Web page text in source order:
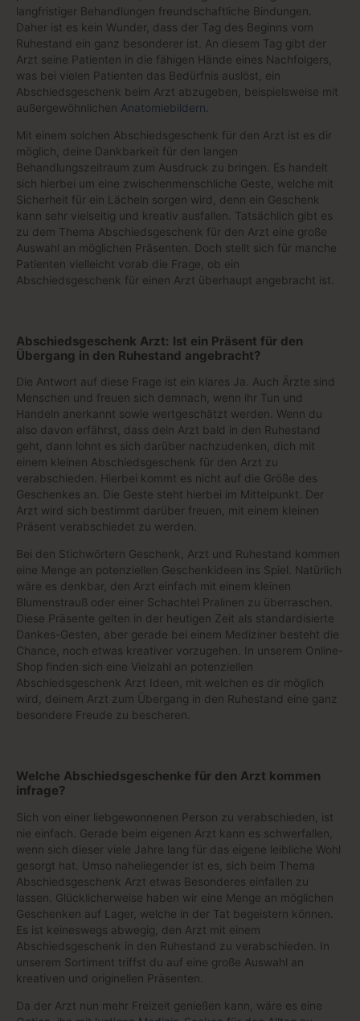
langfristiger Behandlungen freundschaftliche Bindungen.
Daher ist es kein Wunder, dass der Tag des Beginns vom
Ruhestand ein ganz besonderer ist. An diesem Tag gibt der
Arzt seine Patienten in die fähigen Hände eines Nachfolgers,
was bei vielen Patienten das Bedürfnis auslöst, ein
Abschiedsgeschenk beim Arzt abzugeben, beispielsweise mit
außergewöhnlichen Anatomiebildern.
Mit einem solchen Abschiedsgeschenk für den Arzt ist es dir
möglich, deine Dankbarkeit für den langen
Behandlungszeitraum zum Ausdruck zu bringen. Es handelt
sich hierbei um eine zwischenmenschliche Geste, welche mit
Sicherheit für ein Lächeln sorgen wird, denn ein Geschenk
kann sehr vielseitig und kreativ ausfallen. Tatsächlich gibt es
zu dem Thema Abschiedsgeschenk für den Arzt eine große
Auswahl an möglichen Präsenten. Doch stellt sich für manche
Patienten vielleicht vorab die Frage, ob ein
Abschiedsgeschenk für einen Arzt überhaupt angebracht ist.
Abschiedsgeschenk Arzt: Ist ein Präsent für den
Übergang in den Ruhestand angebracht?
Die Antwort auf diese Frage ist ein klares Ja. Auch Ärzte sind
Menschen und freuen sich demnach, wenn ihr Tun und
Handeln anerkannt sowie wertgeschätzt werden. Wenn du
also davon erfährst, dass dein Arzt bald in den Ruhestand
geht, dann lohnt es sich darüber nachzudenken, dich mit
einem kleinen Abschiedsgeschenk für den Arzt zu
verabschieden. Hierbei kommt es nicht auf die Größe des
Geschenkes an. Die Geste steht hierbei im Mittelpunkt. Der
Arzt wird sich bestimmt darüber freuen, mit einem kleinen
Präsent verabschiedet zu werden.
Bei den Stichwörtern Geschenk, Arzt und Ruhestand kommen
eine Menge an potenziellen Geschenkideen ins Spiel. Natürlich
wäre es denkbar, den Arzt einfach mit einem kleinen
Blumenstrauß oder einer Schachtel Pralinen zu überraschen.
Diese Präsente gelten in der heutigen Zeit als standardisierte
Dankes-Gesten, aber gerade bei einem Mediziner besteht die
Chance, noch etwas kreativer vorzugehen. In unserem Online-
Shop finden sich eine Vielzahl an potenziellen
Abschiedsgeschenk Arzt Ideen, mit welchen es dir möglich
wird, deinem Arzt zum Übergang in den Ruhestand eine ganz
besondere Freude zu bescheren.
Welche Abschiedsgeschenke für den Arzt kommen
infrage?
Sich von einer liebgewonnenen Person zu verabschieden, ist
nie einfach. Gerade beim eigenen Arzt kann es schwerfallen,
wenn sich dieser viele Jahre lang für das eigene leibliche Wohl
gesorgt hat. Umso naheliegender ist es, sich beim Thema
Abschiedsgeschenk Arzt etwas Besonderes einfallen zu
lassen. Glücklicherweise haben wir eine Menge an möglichen
Geschenken auf Lager, welche in der Tat begeistern können.
Es ist keineswegs abwegig, den Arzt mit einem
Abschiedsgeschenk in den Ruhestand zu verabschieden. In
unserem Sortiment triffst du auf eine große Auswahl an
kreativen und originellen Präsenten.
Da der Arzt nun mehr Freizeit genießen kann, wäre es eine